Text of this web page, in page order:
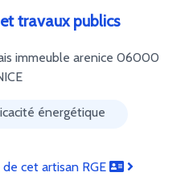
travaux publics
immeuble arenice 06000
énergétique
cet artisan RGE